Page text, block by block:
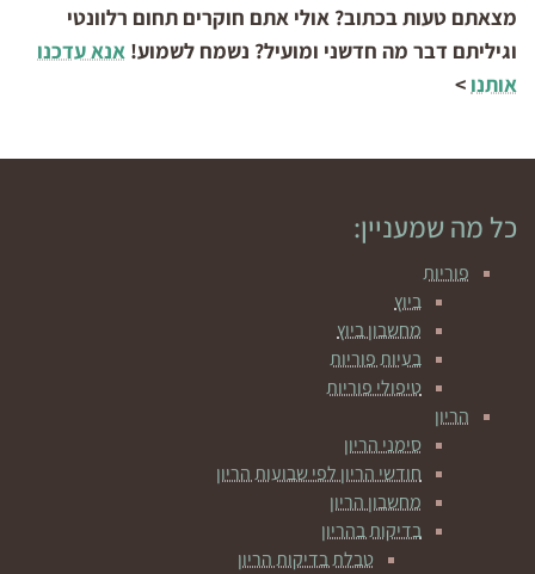
מצאתם טעות בכתוב? אולי אתם חוקרים תחום רלוונטי
וגיליתם דבר מה חדשני ומועיל? נשמח לשמוע! אנא עדכנו
אותנו >
כל מה שמעניין:
פוריות
ביוץ
מחשבון ביוץ
בעיות פוריות
טיפולי פוריות
הריון
סימני הריון
חודשי הריון לפי שבועות הריון
מחשבון הריון
בדיקות בהריון
טבלת בדיקות הריון